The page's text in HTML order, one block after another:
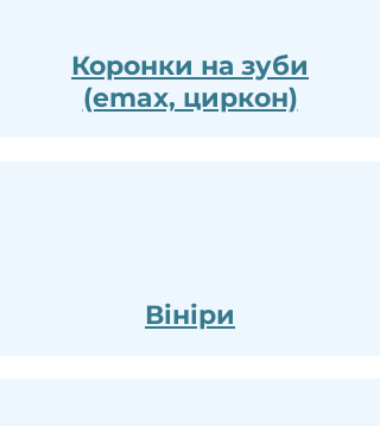
Коронки на зуби
(emax, циркон)
Вініри